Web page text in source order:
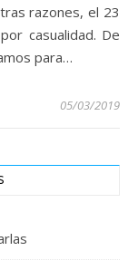
razones, el 23
casualidad. De
para…
05/03/2019